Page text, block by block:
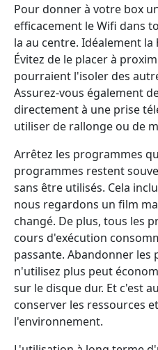
Pour donner à votre box
efficacement le Wifi dans
la au centre. Idéalement la
Évitez de le placer à
pourraient l'isoler des
Assurez-vous également
directement à une prise
utiliser de rallonge ou de
Arrêtez les programmes
programmes restent
sans être utilisés. Cela
nous regardons un film
changé. De plus, tous les
cours d'exécution
passante. Abandonner les
n'utilisez plus peut
sur le disque dur. Et c'est
conserver les ressources
l'environnement.